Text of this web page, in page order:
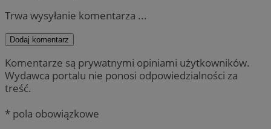
Trwa wysyłanie komentarza ...
Dodaj komentarz
Komentarze są prywatnymi opiniami użytkowników.
Wydawca portalu nie ponosi odpowiedzialności za
treść.
* pola obowiązkowe